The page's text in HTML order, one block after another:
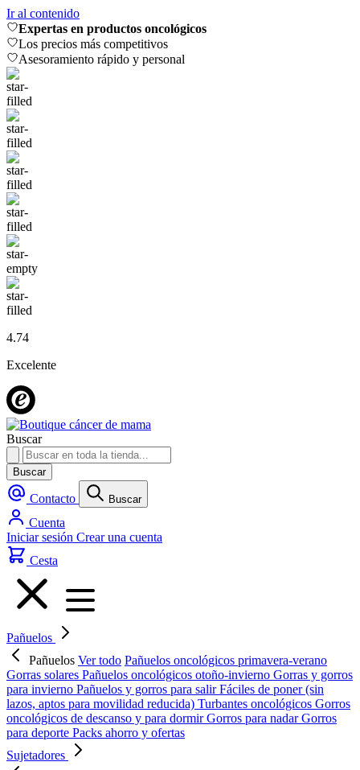
Ir al contenido
Expertas en productos oncológicos
Los precios más competitivos
Asesoramiento rápido y personal
4.74
Excelente
Buscar
Buscar
Contacto Buscar
Cuenta
Iniciar sesión Crear una cuenta
Cesta
Pañuelos
Pañuelos Ver todo Pañuelos oncológicos primavera-verano
Gorras solares Pañuelos oncológicos otoño-invierno Gorras y gorros
para invierno Pañuelos y gorros para salirFáciles de poner (sin
lazos, aptos para movilidad reducida) Turbantes oncológicos Gorros
oncológicos de descanso y para dormirGorros para nadarGorros
para deporte Packs ahorro y ofertas
Sujetadores